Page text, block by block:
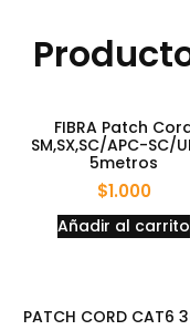
FIBRA Patch
SM,SX,SC/APC-SC/
5metros
$1.000
Añadir al carrito
PATCH CORD CAT6